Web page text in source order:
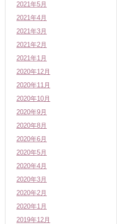
2021年5月
2021年4月
2021年3月
2021年2月
2021年1月
2020年12月
2020年11月
2020年10月
2020年9月
2020年8月
2020年6月
2020年5月
2020年4月
2020年3月
2020年2月
2020年1月
2019年12月